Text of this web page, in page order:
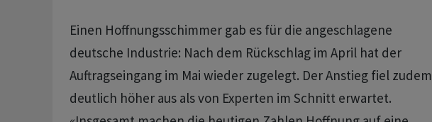
Einen Hoffnungsschimmer gab es für die angeschlagene
deutsche Industrie: Nach dem Rückschlag im April hat der
Auftragseingang im Mai wieder zugelegt. Der Anstieg fiel zudem
deutlich höher aus als von Experten im Schnitt erwartet.